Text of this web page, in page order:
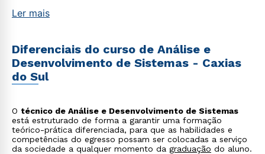
Ler mais
Diferenciais do curso de Análise e
Desenvolvimento de Sistemas - Caxias
do Sul
O técnico de Análise e Desenvolvimento de Sistemas
está estruturado de forma a garantir uma formação
teórico-prática diferenciada, para que as habilidades e
competências do egresso possam ser colocadas a serviço
da sociedade a qualquer momento da graduação do aluno.